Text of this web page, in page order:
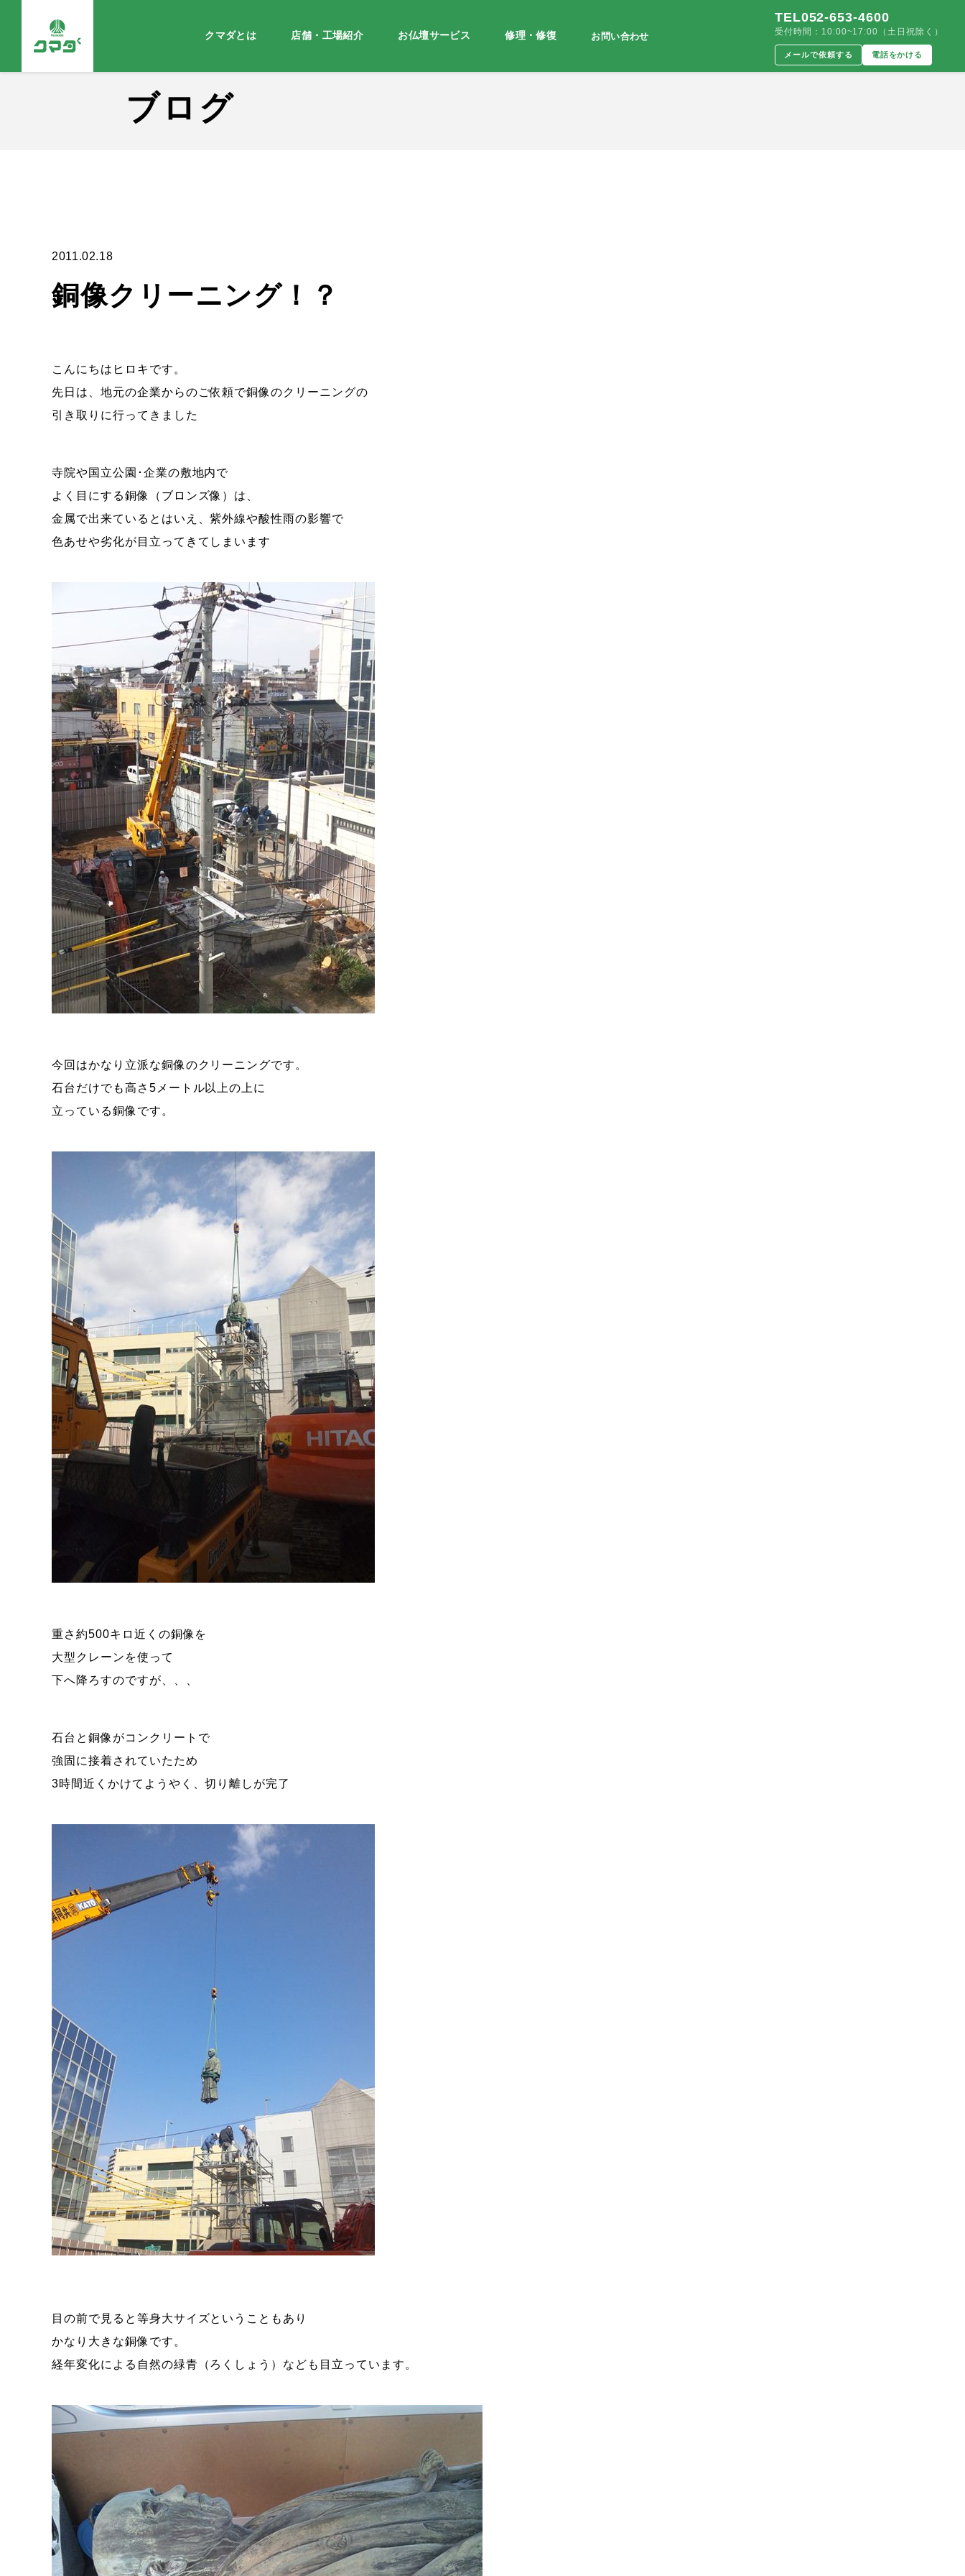
クマダとは 店舗・工場紹介 お仏壇サービス 修理・修復 お問い合わせ
TEL052-653-4600
受付時間：10:00~17:00（土日祝除く）
メールで依頼する 電話をかける
ブログ
2011.02.18
銅像クリーニング！？
こんにちはヒロキです。
先日は、地元の企業からのご依頼で銅像のクリーニングの
引き取りに行ってきました
寺院や国立公園･企業の敷地内で
よく目にする銅像（ブロンズ像）は、
金属で出来ているとはいえ、紫外線や酸性雨の影響で
色あせや劣化が目立ってきてしまいます
今回はかなり立派な銅像のクリーニングです。
石台だけでも高さ5メートル以上の上に
立っている銅像です。
重さ約500キロ近くの銅像を
大型クレーンを使って
下へ降ろすのですが、、、
石台と銅像がコンクリートで
強固に接着されていたため
3時間近くかけてようやく、切り離しが完了
目の前で見ると等身大サイズということもあり
かなり大きな銅像です。
経年変化による自然の緑青（ろくしょう）なども目立っています。